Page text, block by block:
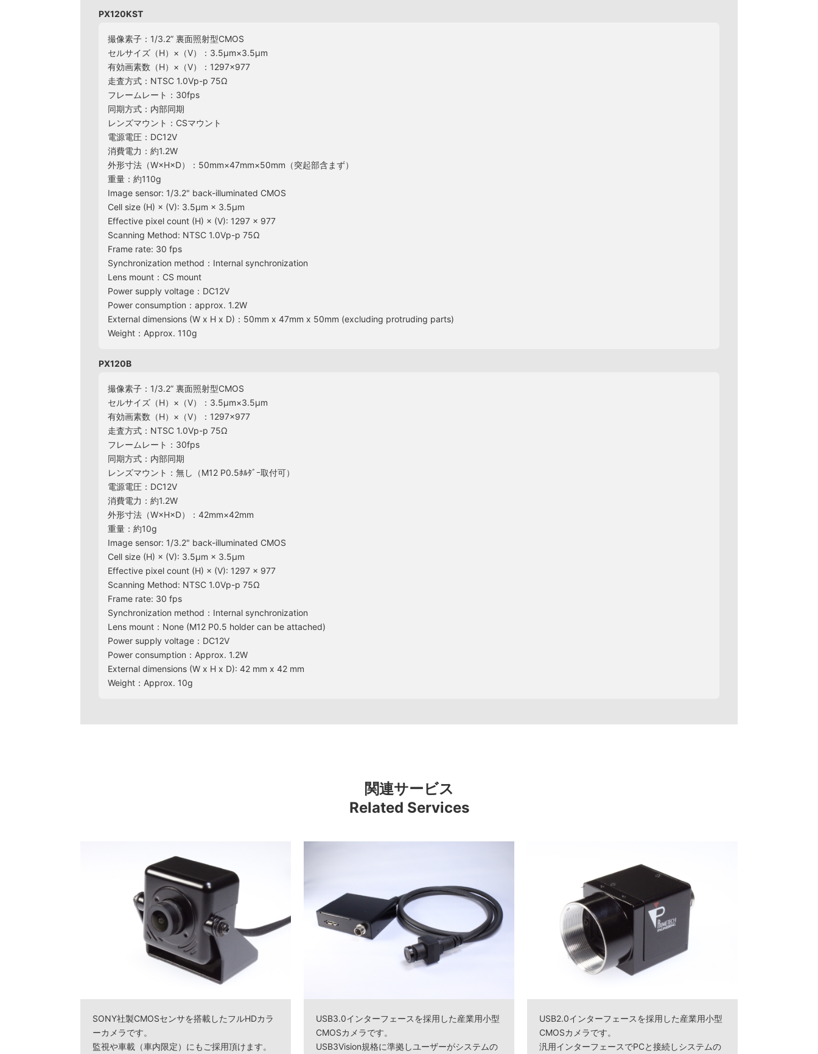
PX120KST
撮像素子：1/3.2” 裏面照射型CMOS
セルサイズ（H）×（V）：3.5μm×3.5μm
有効画素数（H）×（V）：1297×977
走査方式：NTSC 1.0Vp-p 75Ω
フレームレート：30fps
同期方式：内部同期
レンズマウント：CSマウント
電源電圧：DC12V
消費電力：約1.2W
外形寸法（W×H×D）：50mm×47mm×50mm（突起部含まず）
重量：約110g
Image sensor: 1/3.2" back-illuminated CMOS
Cell size (H) × (V): 3.5μm × 3.5μm
Effective pixel count (H) × (V): 1297 × 977
Scanning Method: NTSC 1.0Vp-p 75Ω
Frame rate: 30 fps
Synchronization method：Internal synchronization
Lens mount：CS mount
Power supply voltage：DC12V
Power consumption：approx. 1.2W
External dimensions (W x H x D)：50mm x 47mm x 50mm (excluding protruding parts)
Weight：Approx. 110g
PX120B
撮像素子：1/3.2” 裏面照射型CMOS
セルサイズ（H）×（V）：3.5μm×3.5μm
有効画素数（H）×（V）：1297×977
走査方式：NTSC 1.0Vp-p 75Ω
フレームレート：30fps
同期方式：内部同期
レンズマウント：無し（M12 P0.5ﾎﾙﾀﾞｰ取付可）
電源電圧：DC12V
消費電力：約1.2W
外形寸法（W×H×D）：42mm×42mm
重量：約10g
Image sensor: 1/3.2" back-illuminated CMOS
Cell size (H) × (V): 3.5μm × 3.5μm
Effective pixel count (H) × (V): 1297 × 977
Scanning Method: NTSC 1.0Vp-p 75Ω
Frame rate: 30 fps
Synchronization method：Internal synchronization
Lens mount：None (M12 P0.5 holder can be attached)
Power supply voltage：DC12V
Power consumption：Approx. 1.2W
External dimensions (W x H x D): 42 mm x 42 mm
Weight：Approx. 10g
関連サービス
Related Services
SONY社製CMOSセンサを搭載したフルHDカラ
ーカメラです。
監視や車載（車内限定）にもご採用頂けます。
USB3.0インターフェースを採用した産業用小型
CMOSカメラです。
USB3Vision規格に準拠しユーザーがシステムの
USB2.0インターフェースを採用した産業用小型
CMOSカメラです。
汎用インターフェースでPCと接続しシステムの